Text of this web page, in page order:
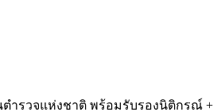
ตำรวจแห่งชาติ พร้อมรับรองนิติกรณ์ +